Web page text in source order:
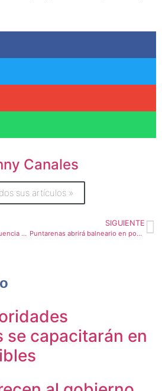
Canales
sus artículos »
Oreamuno redujo la delincuencia y va por policía municipal
SIGUIENTE
Puntarenas abrirá balneario en pocas semanas
se capacitarán en